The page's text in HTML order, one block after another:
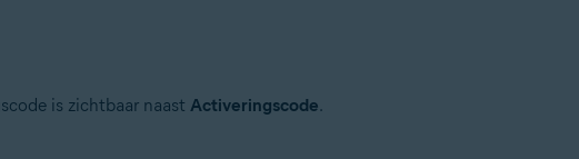
is zichtbaar naastActiveringscode.